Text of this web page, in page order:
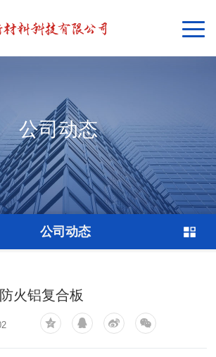
公司动态
公司动态
火铝复合板